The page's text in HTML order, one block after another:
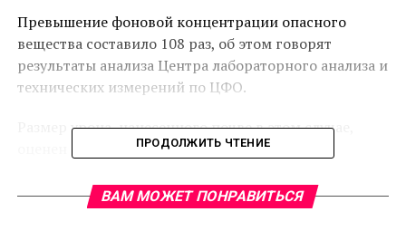
Превышение фоновой концентрации опасного
вещества составило 108 раз, об этом говорят
результаты анализа Центра лабораторного анализа и
технических измерений по ЦФО.
Размер урона, нанесенного почве в этом случае,
оценен в 2 млн рублей, передает news-v.ru.
RELATED TOPICS:
ПРОДОЛЖИТЬ ЧТЕНИЕ
ВАМ МОЖЕТ ПОНРАВИТЬСЯ